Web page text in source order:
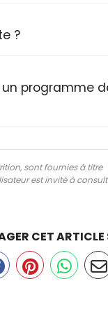
?
programme
sont fournies à titre
est invité à
CET ARTICLE